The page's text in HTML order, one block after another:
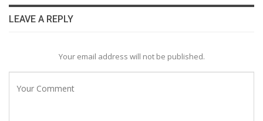
LEAVE A REPLY
Your email address will not be published.